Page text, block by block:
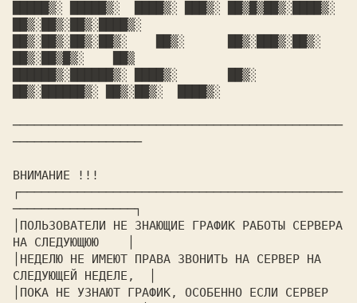
█████▒░ █████▒░  ████▒░ ███▒░ ██▒█▒██▒░████▒░
██▒░██▒░██▒░████▒░
██▒░██▒░██▒░██▒░    ██▒░      ██▒░███▒░██▒░
██▒░██▒█▒░    ██▒
██████▒░██████▒░ ████▒░       ██▒░
██▒░██████▒░ ██▒░██▒░  ████▒░
──────────────────────────────────────────────
──────────────────
ВНИМАНИЕ !!!
┌─────────────────────────────────────────────
─────────────────┐
│ПОЛЬЗОВАТЕЛИ НЕ ЗНАЮЩИЕ ГРАФИК РАБОТЫ СЕРВЕРА
НА СЛЕДУЮЩЮЮ    │
│НЕДЕЛЮ НЕ ИМЕЮТ ПРАВА ЗВОНИТЬ НА СЕРВЕР НА
СЛЕДУЮЩЕЙ НЕДЕЛЕ,  │
│ПОКА НЕ УЗНАЮТ ГРАФИК, ОСОБЕННО ЕСЛИ СЕРВЕР